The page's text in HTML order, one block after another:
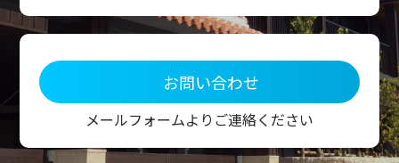
お問い合わせ
メールフォームよりご連絡ください